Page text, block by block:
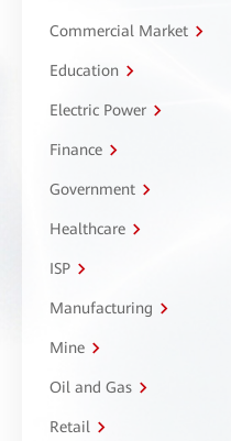
Commercial Market
Education
Electric Power
Finance
Government
Healthcare
ISP
Manufacturing
Mine
Oil and Gas
Retail